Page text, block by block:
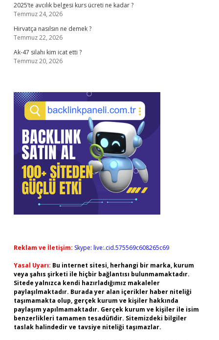
2025’te avcılık belgesi kurs ücreti ne kadar ?
Temmuz 24, 2026
Hirvatça nasılsın ne demek ?
Temmuz 22, 2026
Ak-47 silahı kim icat etti ?
Temmuz 20, 2026
Reklam ve İletişim: Skype: live:.cid.575569c608265c69
Yasal Uyarı: Bu internet sitesi, herhangi bir marka, kurum
veya şahıs şirketi ile hiçbir bağlantısı bulunmamaktadır.
Sitede yalnızca kendi hazırladığımız makaleler
paylaşılmaktadır. Burada yer alan içerikler haber niteliği
taşımamakta olup, gerçek kurum ve kişiler hakkında
paylaşım yapılmamaktadır. Gerçek kurum ve kişiler ile isim
benzerlikleri tamamen tesadüfidir. Sitemizdeki bilgiler
taslak halindedir ve tavsiye niteliği taşımazlar.